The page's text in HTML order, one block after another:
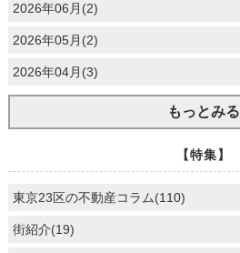
2026年06月(2)
2026年05月(2)
2026年04月(3)
もっとみる
【特集】
東京23区の不動産コラム(110)
街紹介(19)